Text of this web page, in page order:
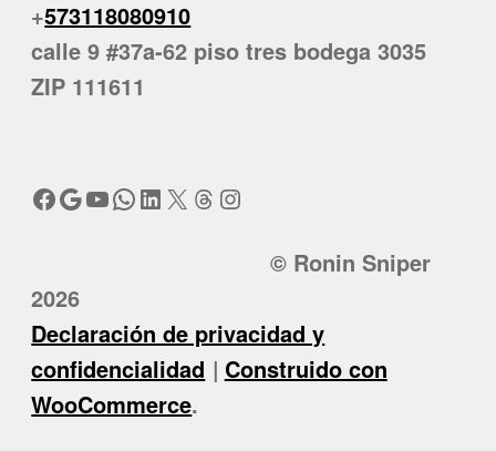
+573118080910
calle 9 #37a-62 piso tres bodega 3035
ZIP 111611
Facebook
Google
YouTube
WhatsApp
LinkedIn
X Threads
Instagram
© Ronin Sniper
2026
Declaración de privacidad y
confidencialidad
Construido con
WooCommerce.